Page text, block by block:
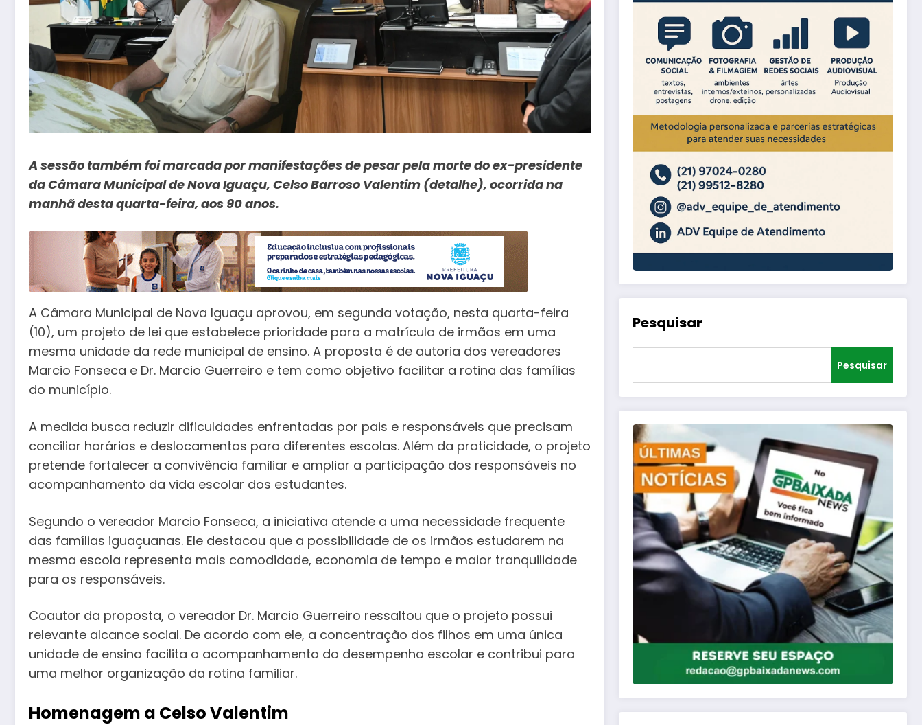
A sessão também foi marcada por manifestações de pesar pela morte do ex-presidente
da Câmara Municipal de Nova Iguaçu, Celso Barroso Valentim (detalhe), ocorrida na
manhã desta quarta-feira, aos 90 anos.
A Câmara Municipal de Nova Iguaçu aprovou, em segunda votação, nesta quarta-feira
(10), um projeto de lei que estabelece prioridade para a matrícula de irmãos em uma
mesma unidade da rede municipal de ensino. A proposta é de autoria dos vereadores
Marcio Fonseca e Dr. Marcio Guerreiro e tem como objetivo facilitar a rotina das famílias
do município.
A medida busca reduzir dificuldades enfrentadas por pais e responsáveis que precisam
conciliar horários e deslocamentos para diferentes escolas. Além da praticidade, o projeto
pretende fortalecer a convivência familiar e ampliar a participação dos responsáveis no
acompanhamento da vida escolar dos estudantes.
Segundo o vereador Marcio Fonseca, a iniciativa atende a uma necessidade frequente
das famílias iguaçuanas. Ele destacou que a possibilidade de os irmãos estudarem na
mesma escola representa mais comodidade, economia de tempo e maior tranquilidade
para os responsáveis.
Coautor da proposta, o vereador Dr. Marcio Guerreiro ressaltou que o projeto possui
relevante alcance social. De acordo com ele, a concentração dos filhos em uma única
unidade de ensino facilita o acompanhamento do desempenho escolar e contribui para
uma melhor organização da rotina familiar.
Homenagem a Celso Valentim
Pesquisar
Pesquisar